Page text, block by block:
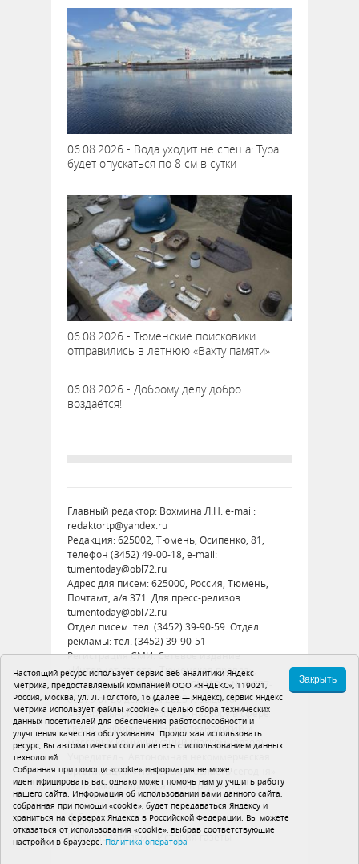
06.08.2026 - Вода уходит не спеша: Тура
будет опускаться по 8 см в сутки
06.08.2026 - Тюменские поисковики
отправились в летнюю «Вахту памяти»
06.08.2026 - Доброму делу добро
воздаётся!
Главный редактор: Вохмина Л.Н. e-mail:
redaktortp@yandex.ru
Редакция: 625002, Тюмень, Осипенко, 81,
телефон (3452) 49-00-18, e-mail:
tumentoday@obl72.ru
Адрес для писем: 625000, Россия, Тюмень,
Почтамт, а/я 371. Для пресс-релизов:
tumentoday@obl72.ru
Отдел писем: тел. (3452) 39-90-59. Отдел
рекламы: тел. (3452) 39-90-51
Регистрация СМИ: Сетевое издание
«Интернет-газета «Тюменская правда»,
регистрационный номер СМИ Эл № ФС77-
86575 от 26 декабря 2023 г. выдано
Федеральной службой по надзору в сфере
связи, информационных технологий и
массовых коммуникаций (Роскомнадзор)
организация «Тюменская область сегодня»
Политика оператора Устав редакции
16+
Рекламодателям История газеты
Настоящий ресурс использует сервис веб-аналитики Яндекс
Метрика, предоставляемый компанией ООО «ЯНДЕКС», 119021,
Россия, Москва, ул. Л. Толстого, 16 (далее — Яндекс), сервис Яндекс
Метрика использует файлы «cookie» с целью сбора технических
данных посетителей для обеспечения работоспособности и
улучшения качества обслуживания. Продолжая использовать
ресурс, Вы автоматически соглашаетесь с использованием данных
технологий.
Собранная при помощи «cookie» информация не может
идентифицировать вас, однако может помочь нам улучшить работу
нашего сайта. Информация об использовании вами данного сайта,
собранная при помощи «cookie», будет передаваться Яндексу и
храниться на серверах Яндекса в Российской Федерации. Вы можете
отказаться от использования «cookie», выбрав соответствующие
настройки в браузере. Политика оператора
Закрыть